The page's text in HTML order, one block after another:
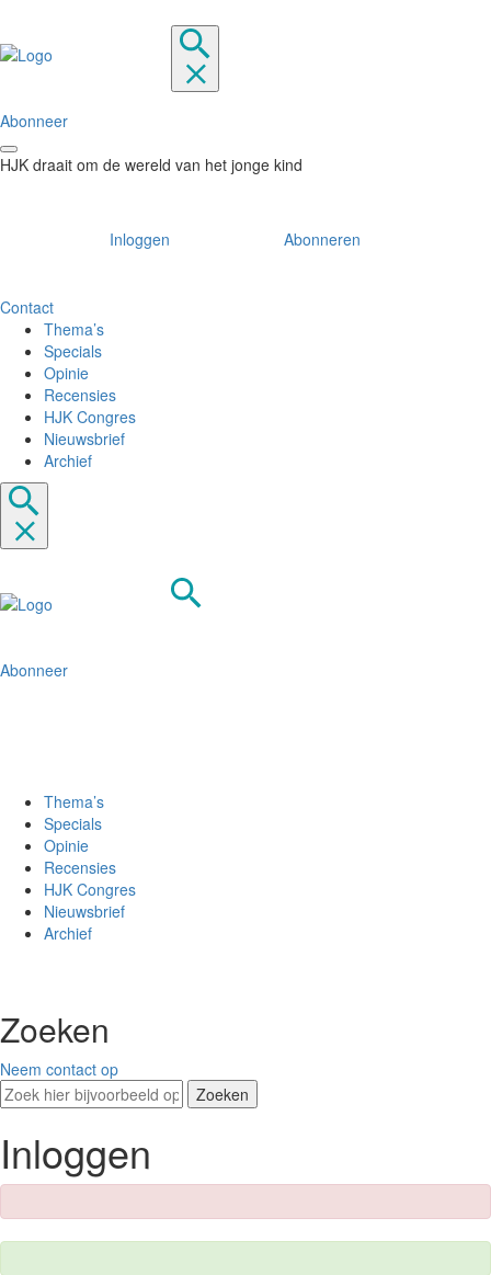
Abonneer
HJK draait om de wereld van het jonge kind
Inloggen Abonneren
Contact
Thema’s
Specials
Opinie
Recensies
HJK Congres
Nieuwsbrief
Archief
Abonneer
Thema’s
Specials
Opinie
Recensies
HJK Congres
Nieuwsbrief
Archief
Zoeken
Neem contact op
Zoeken
Inloggen